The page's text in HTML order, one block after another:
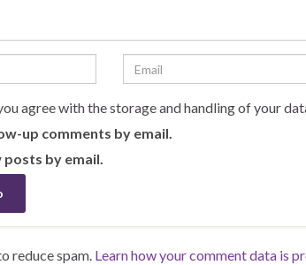
agree with the storage and handling of your
up comments by email.
by email.
reduce spam. Learn how your comment data is